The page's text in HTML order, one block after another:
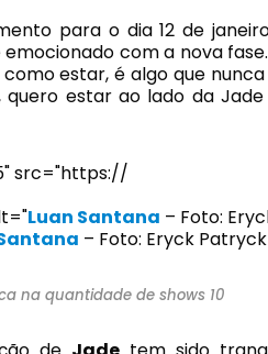
para o dia 12 de
com a nova fase.
estar, é algo que nunca
quero estar ao lado da
src="https://
Luan Santana – Foto:
– Foto: Eryck
na quantidade de shows 10